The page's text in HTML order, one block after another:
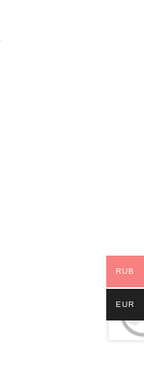
RUB
EUR